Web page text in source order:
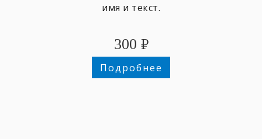
имя и текст.
300 ₽
Подробнее